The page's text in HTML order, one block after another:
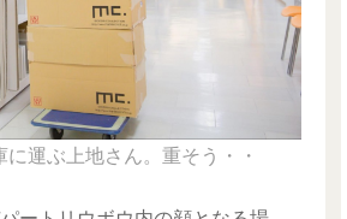
運ぶ上地さん。重そう・・